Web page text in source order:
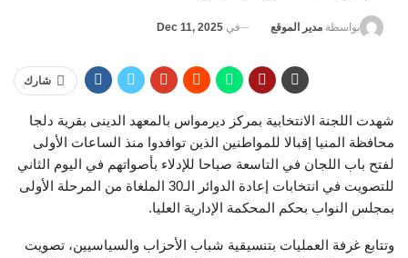
بواسطة مدير الموقع في Dec 11, 2025
شارك
شهدت اللجنة الانتخابية بمركز ديرمواس بالمعهد الدينى بقرية دلجا
محافظة المنيا إقبالا للمواطنين الذين توافدوا منذ الساعات الأولى
لفتح باب اللجان في التاسعة صباحا للإدلاء بأصواتهم في اليوم الثاني
للتصويت في انتخابات إعادة الدوائر الـ30 الملغاة من المرحلة الأولى
بمجلس النواب بحكم المحكمة الإدارية العليا.
وتتابع غرفة العمليات بتنسيقية شباب الأحزاب والسياسيين، تصويت